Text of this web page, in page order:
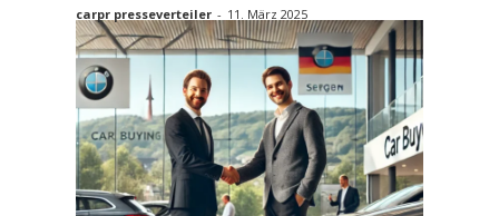
carpr presseverteiler - 11. März 2025